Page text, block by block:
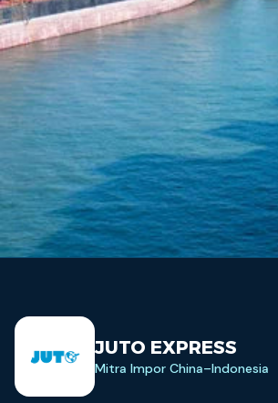
JUTO EXPRESS
Mitra Impor China–Indonesia